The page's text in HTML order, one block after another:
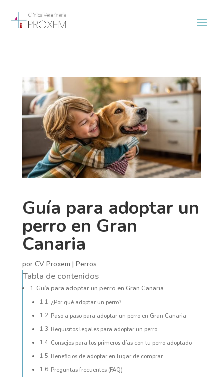
Guía para adoptar un
perro en Gran
Canaria
por CV Proxem | Perros
Tabla de contenidos
Guía para adoptar un perro en Gran Canaria
¿Por qué adoptar un perro?
Paso a paso para adoptar un perro en Gran Canaria
Requisitos legales para adoptar un perro
Consejos para los primeros días con tu perro adoptado
Beneficios de adoptar en lugar de comprar
Preguntas frecuentes (FAQ)